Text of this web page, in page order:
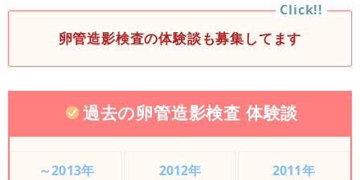
卵管造影検査の体験談も募集してます
過去の卵管造影検査 体験談
～2013年 2012年 2011年